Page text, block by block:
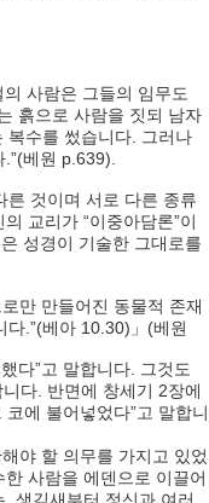
사람은 그들의 임무도
흙으로 사람을 짓되 남자
복수를 썼습니다. 그러나
베원 p.639).
른 것이며 서로 다른 종류
교리가 “이중아담론”이
성경이 기술한 그대로를
만 만들어진 동물적 존재
다.”(베아 10.30)」(베원
다”고 말합니다. 그것도
다. 반면에 창세기 2장에
에 불어넣었다”고 말합니
야 할 의무를 가지고 있었
사람을 에덴으로 이끌어